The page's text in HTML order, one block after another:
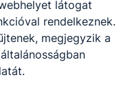
látogat
rendelkeznek.
megjegyzik a